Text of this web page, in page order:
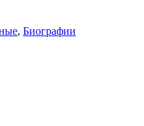
, Биографии